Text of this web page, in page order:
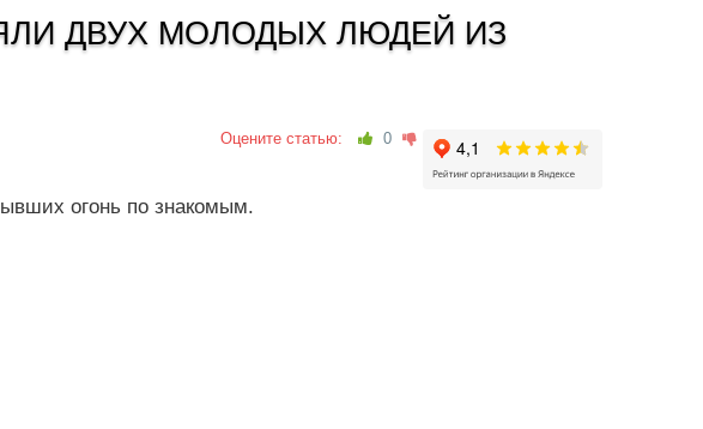
ДВУХ МОЛОДЫХ ЛЮДЕЙ ИЗ
Оцените статью: 0
огонь по знакомым.